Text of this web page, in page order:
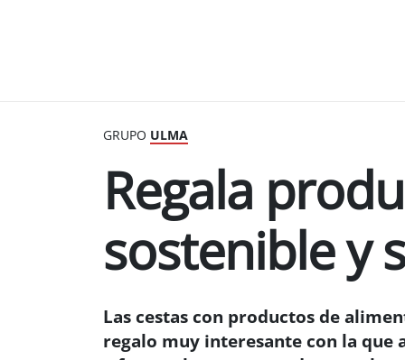
GRUPO ULMA
Regala
sostenible y
Las cestas con productos de
regalo muy interesante con la que